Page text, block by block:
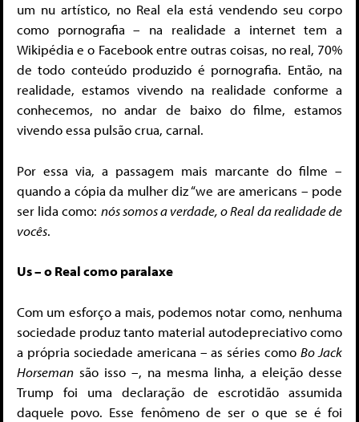
um nu artístico, no Real ela está vendendo seu corpo
como pornografia – na realidade a internet tem a
Wikipédia e o Facebook entre outras coisas, no real, 70%
de todo conteúdo produzido é pornografia. Então, na
realidade, estamos vivendo na realidade conforme a
conhecemos, no andar de baixo do filme, estamos
vivendo essa pulsão crua, carnal.
Por essa via, a passagem mais marcante do filme –
quando a cópia da mulher diz “we are americans – pode
ser lida como: nós somos a verdade, o Real da realidade de
vocês.
Us – o Real como paralaxe
Com um esforço a mais, podemos notar como, nenhuma
sociedade produz tanto material autodepreciativo como
a própria sociedade americana – as séries comoBo Jack
Horseman são isso –, na mesma linha, a eleição desse
Trump foi uma declaração de escrotidão assumida
daquele povo. Esse fenômeno de ser o que se é foi